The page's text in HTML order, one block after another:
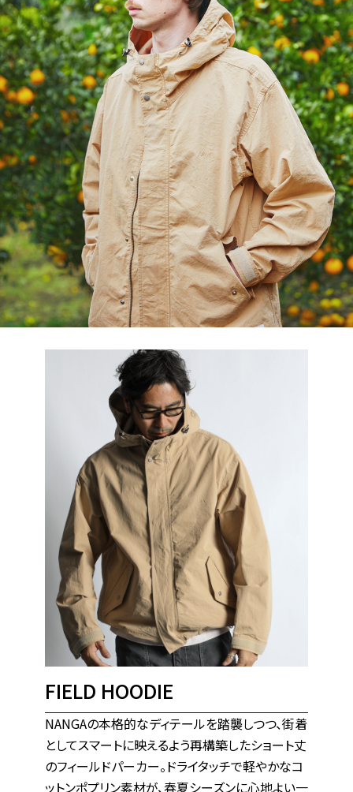
FIELD HOODIE
NANGAの本格的なディテールを踏襲しつつ、街着
としてスマートに映えるよう再構築したショート丈
のフィールドパーカー。ドライタッチで軽やかなコ
ットンポプリン素材が、春夏シーズンに心地よい一